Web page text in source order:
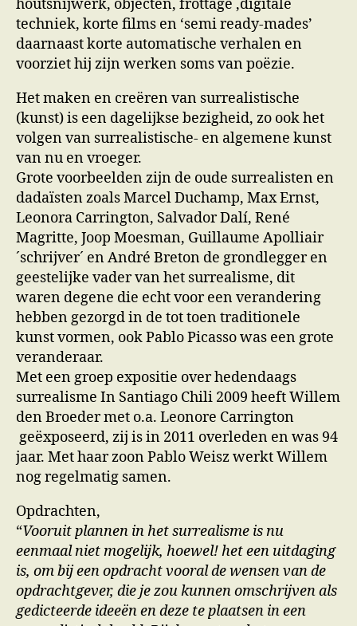
houtsnijwerk, objecten, frottage ,digitale
techniek, korte films en ‘semi ready-mades’
daarnaast korte automatische verhalen en
voorziet hij zijn werken soms van poëzie.
Het maken en creëren van surrealistische
(kunst) is een dagelijkse bezigheid, zo ook het
volgen van surrealistische- en algemene kunst
van nu en vroeger.
Grote voorbeelden zijn de oude surrealisten en
dadaïsten zoals Marcel Duchamp, Max Ernst,
Leonora Carrington, Salvador Dalí, René
Magritte, Joop Moesman, Guillaume Apolliair
´schrijver´ en André Breton de grondlegger en
geestelijke vader van het surrealisme, dit
waren degene die echt voor een verandering
hebben gezorgd in de tot toen traditionele
kunst vormen, ook Pablo Picasso was een grote
veranderaar.
Met een groep expositie over hedendaags
surrealisme In Santiago Chili 2009 heeft Willem
den Broeder met o.a. Leonore Carrington
geëxposeerd, zij is in 2011 overleden en was 94
jaar. Met haar zoon Pablo Weisz werkt Willem
nog regelmatig samen.
Opdrachten,
“Vooruit plannen in het surrealisme is nu
eenmaal niet mogelijk, hoewel! het een uitdaging
is, om bij een opdracht vooral de wensen van de
opdrachtgever, die je zou kunnen omschrijven als
gedicteerde ideeën en deze te plaatsen in een